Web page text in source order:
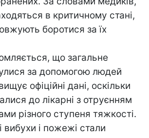
в критичному стані,
боротися за їх
що загальне
за допомогою людей
офіційні дані, оскільки
до лікарні з отруєнням
різного ступеня тяжкості.
і пожежі стали